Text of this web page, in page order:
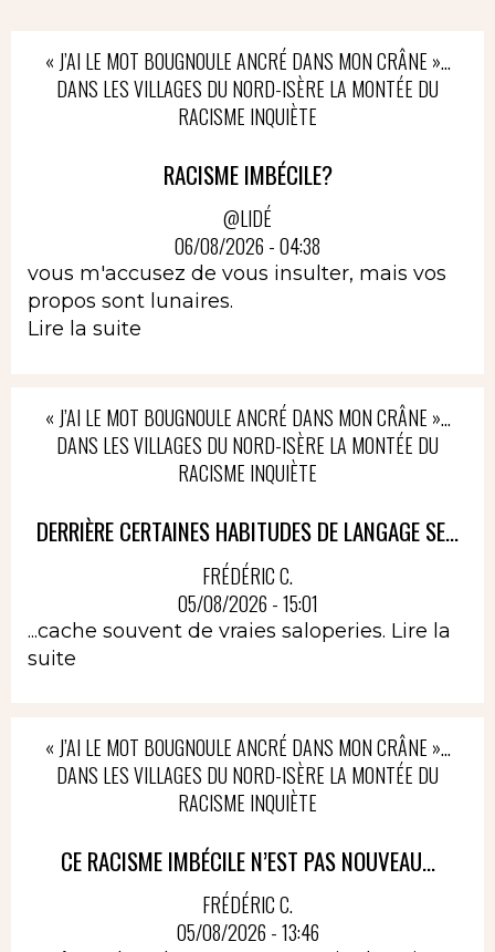
« J’AI LE MOT BOUGNOULE ANCRÉ DANS MON CRÂNE »…
DANS LES VILLAGES DU NORD-ISÈRE LA MONTÉE DU
RACISME INQUIÈTE
RACISME IMBÉCILE?
@LIDÉ
06/08/2026 - 04:38
vous m'accusez de vous insulter, mais vos
propos sont lunaires.
Lire la suite
« J’AI LE MOT BOUGNOULE ANCRÉ DANS MON CRÂNE »…
DANS LES VILLAGES DU NORD-ISÈRE LA MONTÉE DU
RACISME INQUIÈTE
DERRIÈRE CERTAINES HABITUDES DE LANGAGE SE...
FRÉDÉRIC C.
05/08/2026 - 15:01
...cache souvent de vraies saloperies. Lire la
suite
« J’AI LE MOT BOUGNOULE ANCRÉ DANS MON CRÂNE »…
DANS LES VILLAGES DU NORD-ISÈRE LA MONTÉE DU
RACISME INQUIÈTE
CE RACISME IMBÉCILE N’EST PAS NOUVEAU...
FRÉDÉRIC C.
05/08/2026 - 13:46